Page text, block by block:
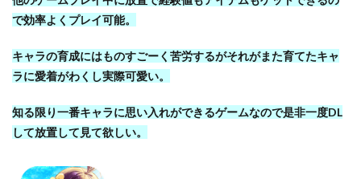
で効率よくプレイ可能。
キャラの育成にはものすごーく苦労するがそれがまた育てたキャ
ラに愛着がわくし実際可愛い。
知る限り一番キャラに思い入れができるゲームなので是非一度DL
して放置して見て欲しい。